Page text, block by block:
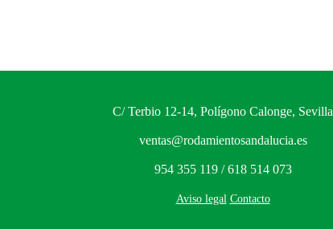
C/ Terbio 12-14, Polígono Calonge, Sevilla
ventas@rodamientosandalucia.es
954 355 119 / 618 514 073
Aviso legal Contacto